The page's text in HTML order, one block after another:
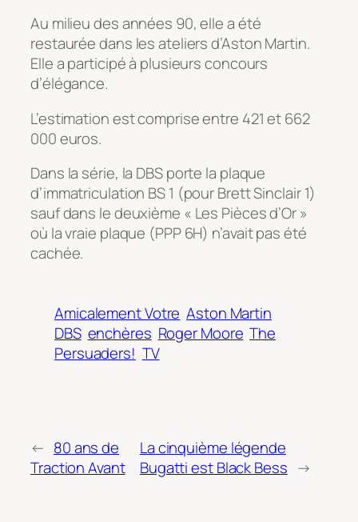
Au milieu des années 90, elle a été
restaurée dans les ateliers d’Aston Martin.
Elle a participé à plusieurs concours
d’élégance.
L’estimation est comprise entre 421 et 662
000 euros.
Dans la série, la DBS porte la plaque
d’immatriculation BS 1 (pour Brett Sinclair 1)
sauf dans le deuxième « Les Pièces d’Or »
où la vraie plaque (PPP 6H) n’avait pas été
cachée.
Amicalement Votre Aston Martin
DBS enchères Roger Moore The
Persuaders! TV
← 80 ans de
Traction Avant
La cinquième légende
Bugatti est Black Bess →